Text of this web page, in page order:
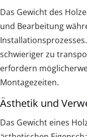
Das Gewicht des
und Bearbeitung
schwieriger zu
erfordern
Montagezeiten.
Ästhetik und
Das Gewicht eines